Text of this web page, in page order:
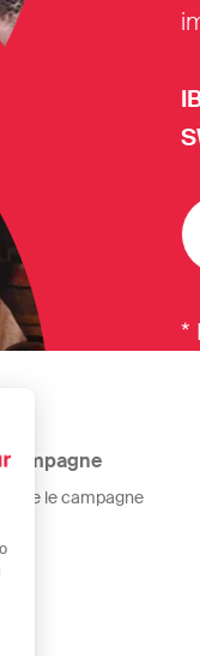
*
Campagne
Tutte le campagne